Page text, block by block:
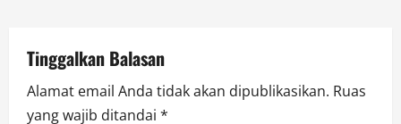
i
o
Tinggalkan Balasan
Alamat email Anda tidak akan dipublikasikan. Ruas
yang wajib ditandai *